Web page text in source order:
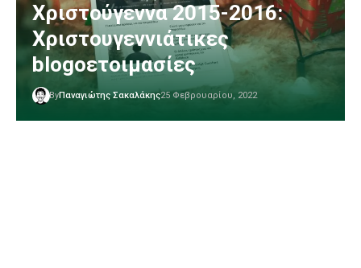
Χριστούγεννα 2015-2016:
Χριστουγεννιάτικες
blogοετοιμασίες
ByΠαναγιώτης Σακαλάκης25 Φεβρουαρίου, 2022